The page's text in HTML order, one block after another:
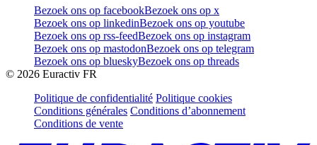
Bezoek ons op facebookBezoek ons op x
Bezoek ons op linkedinBezoek ons op youtube
Bezoek ons op rss-feedBezoek ons op instagram
Bezoek ons op mastodonBezoek ons op telegram
Bezoek ons op blueskyBezoek ons op threads
© 2026 Euractiv FR
Politique de confidentialité Politique cookies
Conditions générales Conditions d’abonnement
Conditions de vente